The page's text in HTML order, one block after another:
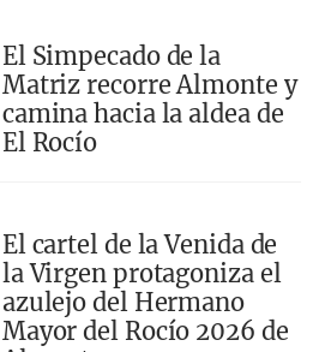
El Simpecado de la
Matriz recorre Almonte y
camina hacia la aldea de
El Rocío
El cartel de la Venida de
la Virgen protagoniza el
azulejo del Hermano
Mayor del Rocío 2026 de